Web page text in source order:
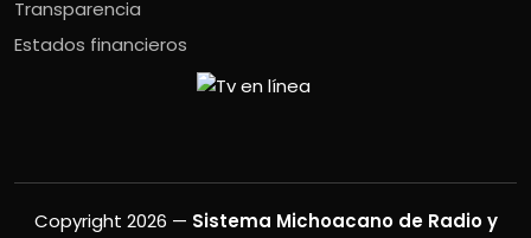
Transparencia
Estados financieros
Copyright 2026 — Sistema Michoacano de Radio y